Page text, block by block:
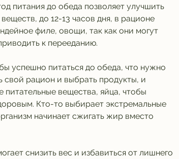
питания до обеда позволяет улучшить
до 12-13 часов дня, в рационе
филе, овощи, так как они могут
к перееданию.
успешно питаться до обеда, что нужно
свой рацион и выбрать продукты, и
питательные вещества, яйца, чтобы
Кто-то выбирает экстремальные
начинает сжигать жир вместо
снизить вес и избавиться от лишнего